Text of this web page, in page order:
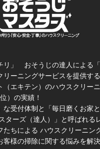
リ」 おそうじの達人による
リーニングサービスを提供す
（エキテン）のハウスクリー
）の実績！
な受付体制と「毎日磨くお家
ターズ（達人）」と呼ばれる
たちによる ハウスクリーニン
客様の掃除に関する悩みを解決